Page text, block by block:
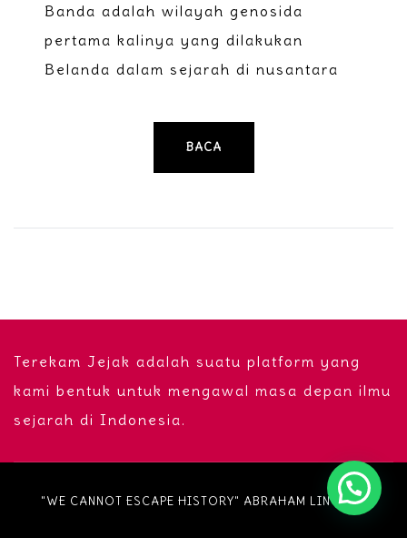
Banda adalah wilayah genosida
pertama kalinya yang dilakukan
Belanda dalam sejarah di nusantara
BACA
Terekam Jejak adalah suatu platform yang
kami bentuk untuk mengawal masa depan ilmu
sejarah di Indonesia.
"WE CANNOT ESCAPE HISTORY" ABRAHAM LINCOLN